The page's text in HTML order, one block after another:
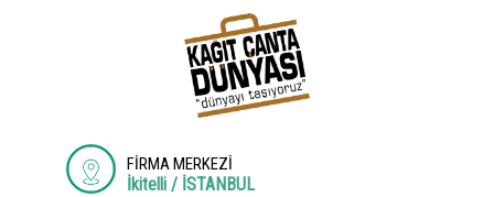
FİRMA MERKEZİ
İkitelli / İSTANBUL